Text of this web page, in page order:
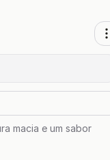
macia e um sabor